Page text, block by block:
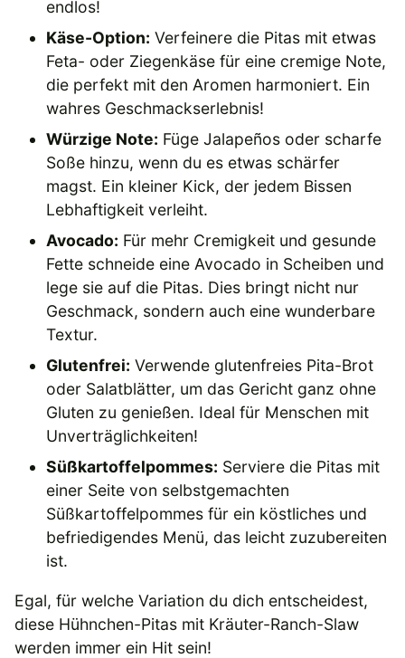
endlos!
Käse-Option: Verfeinere die Pitas mit etwas
Feta- oder Ziegenkäse für eine cremige Note,
die perfekt mit den Aromen harmoniert. Ein
wahres Geschmackserlebnis!
Würzige Note: Füge Jalapeños oder scharfe
Soße hinzu, wenn du es etwas schärfer
magst. Ein kleiner Kick, der jedem Bissen
Lebhaftigkeit verleiht.
Avocado: Für mehr Cremigkeit und gesunde
Fette schneide eine Avocado in Scheiben und
lege sie auf die Pitas. Dies bringt nicht nur
Geschmack, sondern auch eine wunderbare
Textur.
Glutenfrei: Verwende glutenfreies Pita-Brot
oder Salatblätter, um das Gericht ganz ohne
Gluten zu genießen. Ideal für Menschen mit
Unverträglichkeiten!
Süßkartoffelpommes: Serviere die Pitas mit
einer Seite von selbstgemachten
Süßkartoffelpommes für ein köstliches und
befriedigendes Menü, das leicht zuzubereiten
ist.
Egal, für welche Variation du dich entscheidest,
diese Hühnchen-Pitas mit Kräuter-Ranch-Slaw
werden immer ein Hit sein!